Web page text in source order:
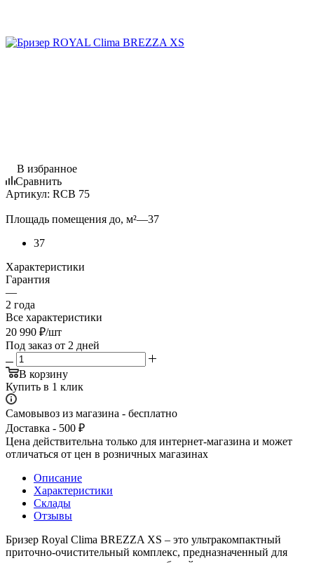
В избранное
Сравнить
Артикул: RCB 75
Площадь помещения до, м²—37
37
Характеристики
Гарантия
—
2 года
Все характеристики
20 990 ₽/шт
Под заказ от 2 дней
В корзину
Купить в 1 клик
Самовывоз из магазина - бесплатно
Доставка - 500 ₽
Цена действительна только для интернет-магазина и может
отличаться от цен в розничных магазинах
Описание
Характеристики
Склады
Отзывы
Бризер Royal Clima BREZZA XS – это ультракомпактный
приточно-очистительный комплекс, предназначенный для